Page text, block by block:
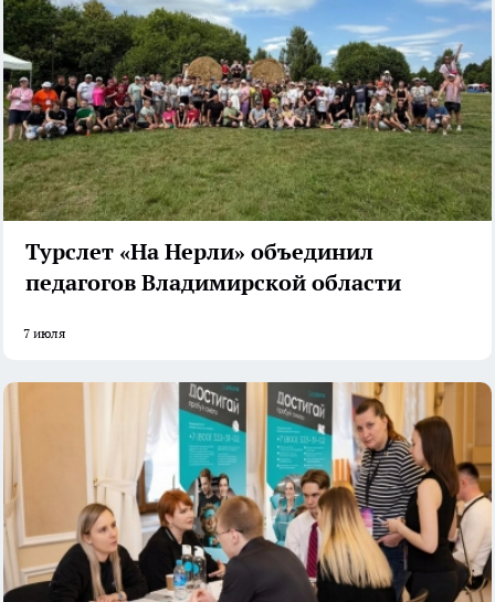
Турслет «На Нерли» объединил
педагогов Владимирской области
7 июля